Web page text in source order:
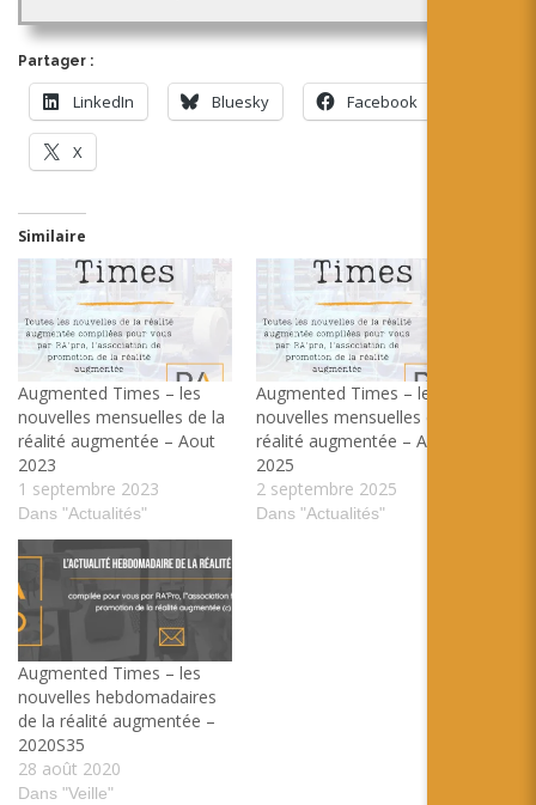
Partager :
LinkedIn Bluesky Facebook
X
Similaire
Augmented Times – les
nouvelles mensuelles de la
réalité augmentée – Aout
2023
1 septembre 2023
Dans "Actualités"
Augmented Times – les
nouvelles mensuelles de la
réalité augmentée – Août
2025
2 septembre 2025
Dans "Actualités"
Augmented Times – les
nouvelles hebdomadaires
de la réalité augmentée –
2020S35
28 août 2020
Dans "Veille"